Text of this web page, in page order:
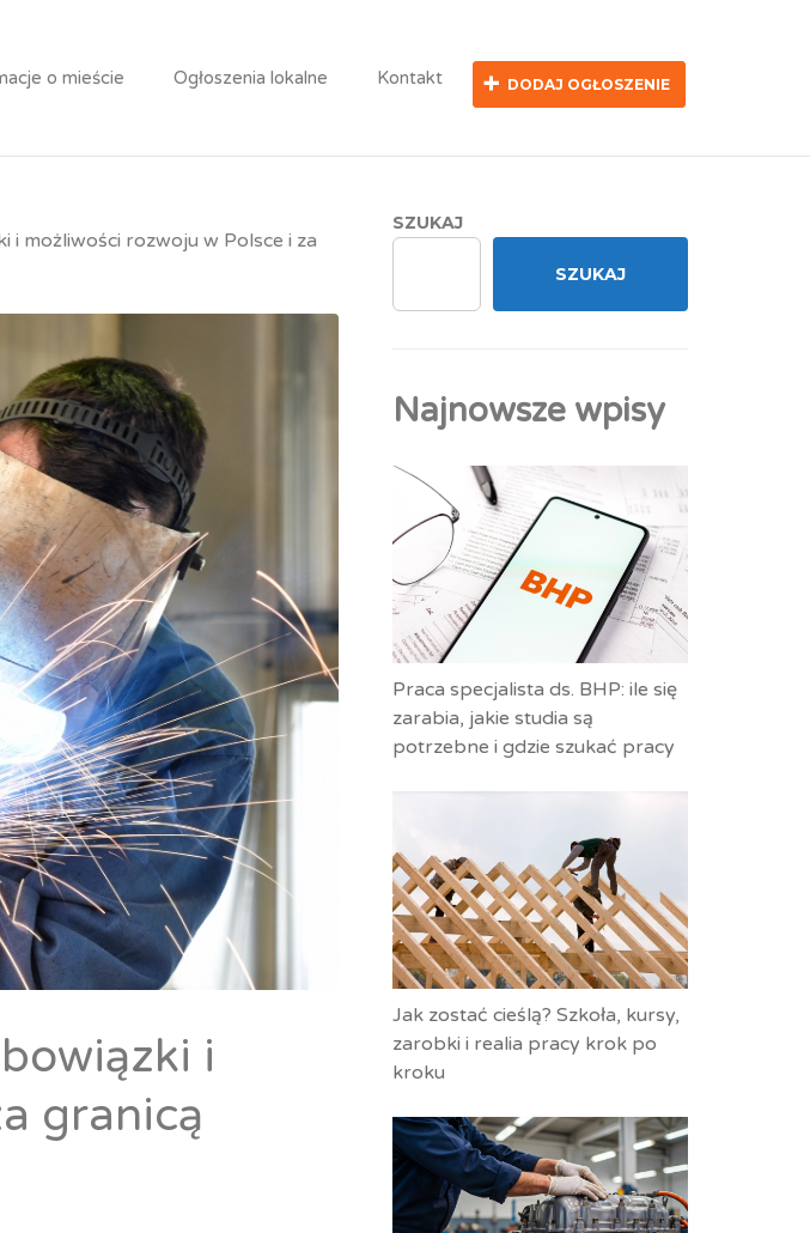
o mieście Ogłoszenia lokalne Kontakt DODAJ OGŁOSZENIE
i możliwości rozwoju w Polsce i za
i
granicą
SZUKAJ
SZUKAJ
Najnowsze wpisy
Praca specjalista ds. BHP: ile się
zarabia, jakie studia są
potrzebne i gdzie szukać pracy
Jak zostać cieślą? Szkoła, kursy,
zarobki i realia pracy krok po
kroku